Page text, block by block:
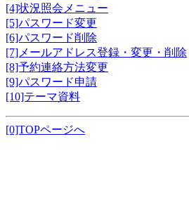
[4]状況照会メニュー
[5]パスワード変更
[6]パスワード削除
[7]メールアドレス登録・変更・削除
[8]予約連絡方法変更
[9]パスワード申請
[10]テーマ資料
[0]TOPページへ